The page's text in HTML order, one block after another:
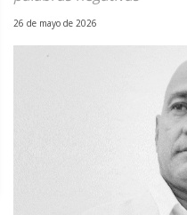
26 de mayo de 2026